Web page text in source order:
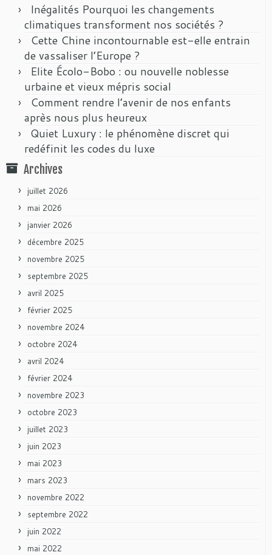
Inégalités Pourquoi les changements
climatiques transforment nos sociétés ?
Cette Chine incontournable est-elle entrain
de vassaliser l’Europe ?
Elite Écolo-Bobo : ou nouvelle noblesse
urbaine et vieux mépris social
Comment rendre l’avenir de nos enfants
après nous plus heureux
Quiet Luxury : le phénomène discret qui
redéfinit les codes du luxe
Archives
juillet 2026
mai 2026
janvier 2026
décembre 2025
novembre 2025
septembre 2025
avril 2025
février 2025
novembre 2024
octobre 2024
avril 2024
février 2024
novembre 2023
octobre 2023
juillet 2023
juin 2023
mai 2023
mars 2023
novembre 2022
septembre 2022
juin 2022
mai 2022